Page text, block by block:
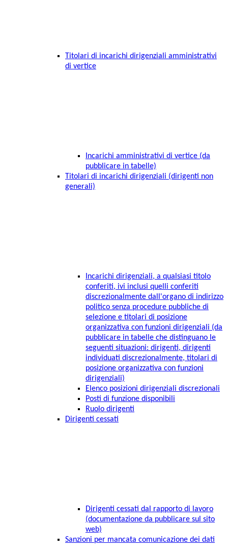
Titolari di incarichi dirigenziali amministrativi
di vertice
Incarichi amministrativi di vertice (da
pubblicare in tabelle)
Titolari di incarichi dirigenziali (dirigenti non
generali)
Incarichi dirigenziali, a qualsiasi titolo
conferiti, ivi inclusi quelli conferiti
discrezionalmente dall'organo di indirizzo
politico senza procedure pubbliche di
selezione e titolari di posizione
organizzativa con funzioni dirigenziali (da
pubblicare in tabelle che distinguano le
seguenti situazioni: dirigenti, dirigenti
individuati discrezionalmente, titolari di
posizione organizzativa con funzioni
dirigenziali)
Elenco posizioni dirigenziali discrezionali
Posti di funzione disponibili
Ruolo dirigenti
Dirigenti cessati
Dirigenti cessati dal rapporto di lavoro
(documentazione da pubblicare sul sito
web)
Sanzioni per mancata comunicazione dei dati